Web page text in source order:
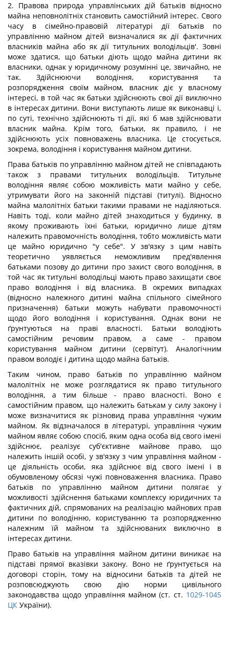
2. Правова природа управлінських дій батьків відносно
майна неповнолітніх становить самостійний інтерес. Свого
часу в сімейно-правовій літературі дії батьків по
управлінню майном дітей визначалися як дії фактичних
власників майна або як дії титульних володільців'. Зовні
може здатися, що батьки діють щодо майна дитини як
власники, однак у юридичному розумінні це, звичайно, не
так. Здійснюючи володіння, користування та
розпорядження своїм майном, власник діє у власному
інтересі, в той час як батьки здійснюють свої дії виключно
в інтересах дитини. Вони виступають лише як виконавці і,
по суті, технічно здійснюють ті дії, які б мав здійснювати
власник майна. Крім того, батьки, як правило, і не
здійснюють усіх повноважень власника. Це стосується,
зокрема, володіння і користування майном дитини.
Права батьків по управлінню майном дітей не співпадають
також з правами титульних володільців. Титульне
володіння являє собою можливість мати майно у себе,
утримувати його на законній підставі (титулі). Відносно
майна малолітніх батьки такими правами не наділяються.
Навіть тоді, коли майно дітей знаходиться у будинку, в
якому проживають їхні батьки, юридично лише дітям
належить правомочність володіння, тобто можливість мати
це майно юридично "у себе". У зв'язку з цим навіть
теоретично уявляється неможливим пред'явлення
батьками позову до дитини про захист свого володіння, в
той час як титульні володільці мають право захищати своє
право володіння і від власника. В окремих випадках
(відносно належного дитині майна спільного сімейного
призначення) батьки можуть набувати правомочності
щодо його володіння і користування. Однак вони не
ґрунтуються на праві власності. Батьки володіють
самостійним речовим правом, а саме - правом
користування майном дитини (сервітут). Аналогічним
правом володіє і дитина щодо майна батьків.
Таким чином, право батьків по управлінню майном
малолітніх не може розглядатися як право титульного
володіння, а тим більше - право власності. Воно є
самостійним правом, що належить батькам у силу закону і
може визначитися як різновид права управління чужим
майном. Як відзначалося в літературі, управління чужим
майном являє собою спосіб, яким одна особа від свого імені
здійснює, реалізує суб'єктивне майнове право, що
належить іншій особі, у зв'язку з чим управління майном -
це діяльність особи, яка здійснює від свого імені і в
обумовленому обсязі чужі повноваження власника. Право
батьків по управлінню майном дитини полягає у
можливості здійснення батьками комплексу юридичних та
фактичних дій, спрямованих на реалізацію майнових прав
дитини по володінню, користуванню та розпорядженню
належним їй майном та здійснюваних виключно в
інтересах дитини.
Право батьків на управління майном дитини виникає на
підставі прямої вказівки закону. Воно не ґрунтується на
договорі сторін, тому на відносини батьків та дітей не
розповсюджують свою дію норми цивільного
законодавства щодо управління майном (ст. ст. 1029-1045
ЦК України).